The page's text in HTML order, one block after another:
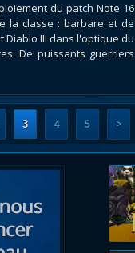
du patch Note 16
la classe : barbare et de
III dans l'optique du
De puissants guerriers
3 4 5 >